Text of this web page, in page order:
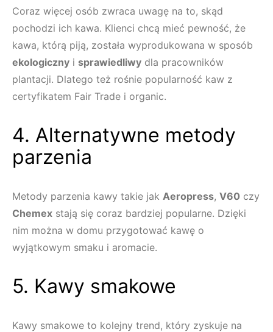
Coraz więcej osób zwraca uwagę na to, skąd
pochodzi ich kawa. Klienci chcą mieć pewność, że
kawa, którą piją, została wyprodukowana w sposób
ekologiczny i sprawiedliwy dla pracowników
plantacji. Dlatego też rośnie popularność kaw z
certyfikatem Fair Trade i organic.
4. Alternatywne metody
parzenia
Metody parzenia kawy takie jak Aeropress, V60 czy
Chemex stają się coraz bardziej popularne. Dzięki
nim można w domu przygotować kawę o
wyjątkowym smaku i aromacie.
5. Kawy smakowe
Kawy smakowe to kolejny trend, który zyskuje na